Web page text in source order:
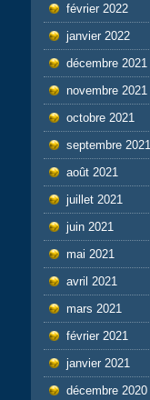
février 2022
janvier 2022
décembre 2021
novembre 2021
octobre 2021
septembre 2021
août 2021
juillet 2021
juin 2021
mai 2021
avril 2021
mars 2021
février 2021
janvier 2021
décembre 2020